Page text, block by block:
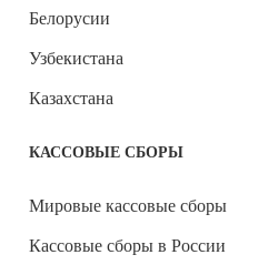
Белорусии
Узбекистана
Казахстана
КАССОВЫЕ СБОРЫ
Мировые кассовые сборы
Кассовые сборы в России